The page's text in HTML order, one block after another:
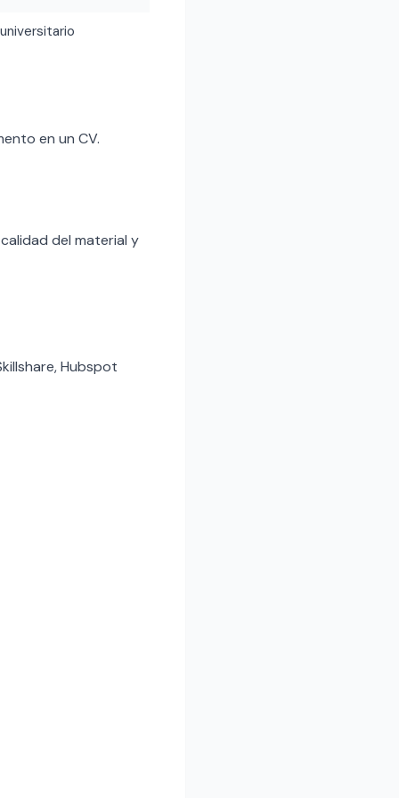
en un CV.
del material y
Hubspot